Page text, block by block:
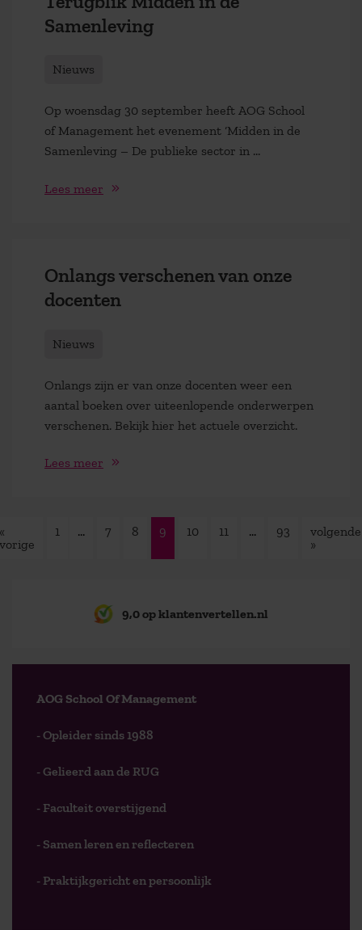
Samenleving
Nieuws
Op woensdag 30 september heeft AOG School
of Management het evenement ‘Midden in de
Samenleving – De publieke sector in ...
Lees meer
Onlangs verschenen van onze
docenten
Nieuws
Onlangs zijn er van onze docenten weer een
aantal boeken over uiteenlopende onderwerpen
verschenen. Bekijk hier het actuele overzicht.
Lees meer
1 … 7 8 9 10 11 … 93
volgende
»
9,0 op klantenvertellen.nl
AOG School Of Management
- Opleider sinds 1988
- Gelieerd aan de RUG
- Faculteit overstijgend
- Samen leren en reflecteren
- Praktijkgericht en persoonlijk